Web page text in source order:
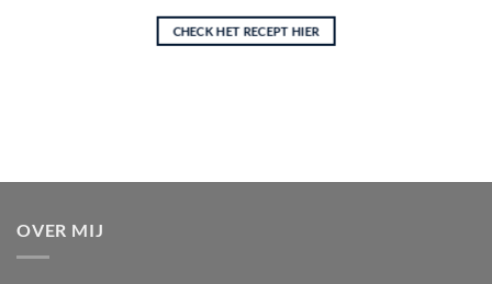
CHECK HET RECEPT HIER
OVER MIJ